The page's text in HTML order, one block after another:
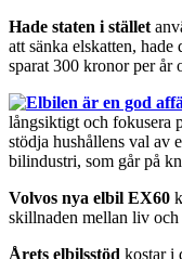
Hade staten i stället
att sänka elskatten,
sparat 300 kronor per år
långsiktigt och fokusera
stödja hushållens val av
bilindustri, som går på
Volvos nya elbil EX60
skillnaden mellan liv
Årets elbilsstöd kostar i